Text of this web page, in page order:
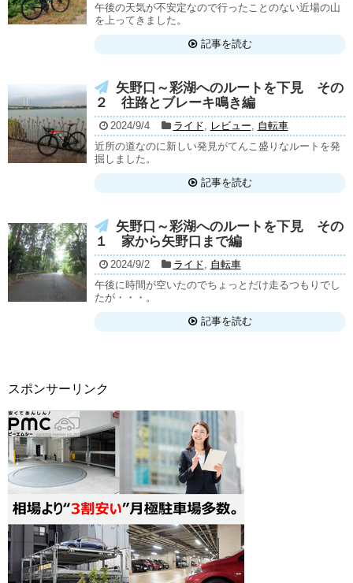
午後の天気が不安定なので行ったことのない近場の山
を上ってきました。
記事を読む
矢野口～彩湖へのルートを下見 その
２ 往路とブレーキ鳴き編
2024/9/4 ライド レビュー
自転車
近所の道なのに新しい発見がてんこ盛りなルートを発
掘しました。
記事を読む
矢野口～彩湖へのルートを下見 その
１ 家から矢野口まで編
2024/9/2 ライド
自転車
午後に時間が空いたのでちょっとだけ走るつもりでし
たが・・・。
記事を読む
スポンサーリンク